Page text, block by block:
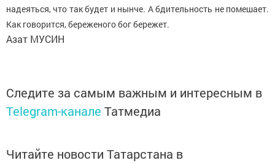
надеяться, что так будет и нынче. А бдительность не помешает.
Как говорится, береженого бог бережет.
Азат МУСИН
Следите за самым важным и интересным в
Telegram-канале Татмедиа
Читайте новости Татарстана в